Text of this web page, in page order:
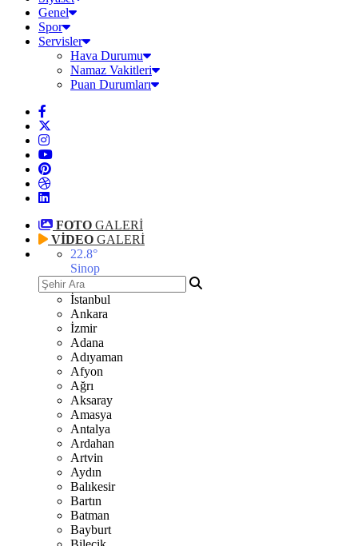
Genel
Spor
Servisler
Hava Durumu
Namaz Vakitleri
Puan Durumları
FOTO GALERİ
VİDEO GALERİ
22.8°
Sinop
İstanbul
Ankara
İzmir
Adana
Adıyaman
Afyon
Ağrı
Aksaray
Amasya
Antalya
Ardahan
Artvin
Aydın
Balıkesir
Bartın
Batman
Bayburt